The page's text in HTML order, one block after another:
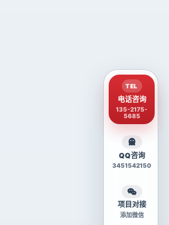
TEL
电话咨询
135-2175-
5685
QQ咨询
3451542150
项目对接
添加微信